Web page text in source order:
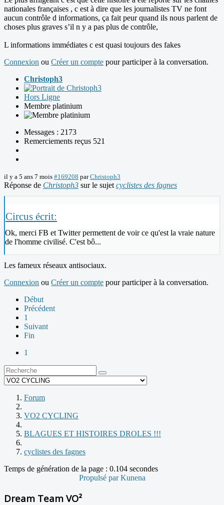
nationales françaises , c est à dire que les journalistes TV ne font
aucun contrôle d informations, ça fait peur quand ils nous parlent de
choses plus graves s’il n y a pas plus de contrôle,
L informations immédiates c est quasi toujours des fakes
Connexion ou Créer un compte pour participer à la conversation.
Christoph3
Hors Ligne
Membre platinium
Messages : 2173
Remerciements reçus 521
il y a 5 ans 7 mois #169208 parChristoph3
Réponse de Christoph3 sur le sujet cyclistes des fagnes
Circus écrit:
Ok, merci FB et Twitter permettent de voir ce qu'est la vraie nature
de l'homme civilisé. C'est bô...
Les fameux réseaux antisociaux.
Connexion ou Créer un compte pour participer à la conversation.
Début
Précédent
1
Suivant
Fin
1
Forum
VO2 CYCLING
BLAGUES ET HISTOIRES DROLES !!!
cyclistes des fagnes
Temps de génération de la page : 0.104 secondes
Propulsé parKunena
Dream Team VO²